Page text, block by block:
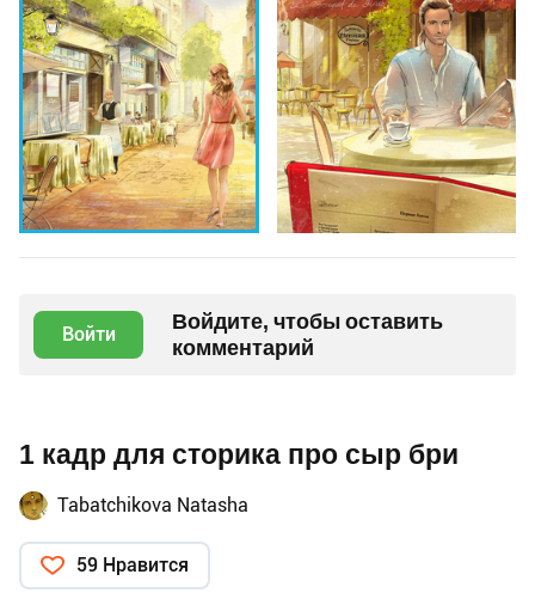
Войти
Войдите, чтобы оставить
комментарий
1 кадр для сторика про сыр бри
Tabatchikova Natasha
59 Нравится